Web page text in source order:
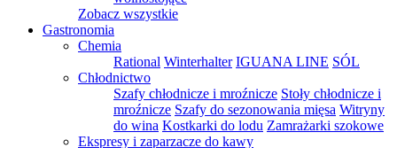
Zobacz wszystkie
Gastronomia
Chemia
Rational Winterhalter IGUANA LINE SÓL
Chłodnictwo
Szafy chłodnicze i mroźnicze Stoły chłodnicze i
mroźnicze Szafy do sezonowania mięsa Witryny
do wina Kostkarki do lodu Zamrażarki szokowe
Ekspresy i zaparzacze do kawy